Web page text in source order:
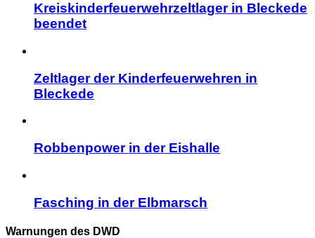
Kreiskinderfeuerwehrzeltlager in Bleckede
beendet
Zeltlager der Kinderfeuerwehren in
Bleckede
Robbenpower in der Eishalle
Fasching in der Elbmarsch
Warnungen des DWD